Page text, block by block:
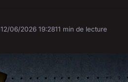
12/06/2026 19:2811 min de lecture